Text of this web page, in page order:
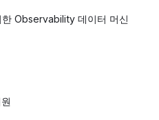
Observability 데이터 머신